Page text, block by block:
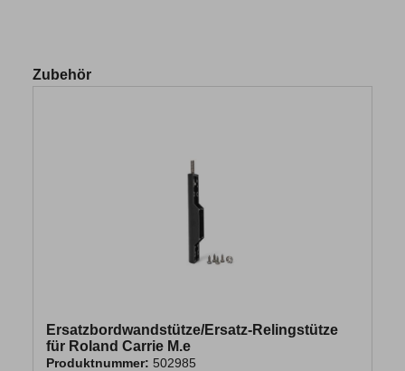
Zubehör
Ersatzbordwandstütze/Ersatz-Relingstütze
für Roland Carrie M.e
Produktnummer: 502985